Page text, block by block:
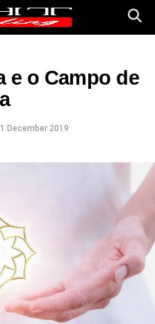
e o Campo de
December 2019